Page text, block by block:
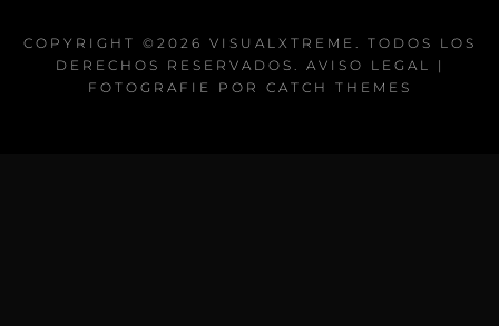
COPYRIGHT ©2026 VISUALXTREME . TODOS LOS
DERECHOS RESERVADOS. AVISO LEGAL
|
FOTOGRAFIE POR CATCH THEMES